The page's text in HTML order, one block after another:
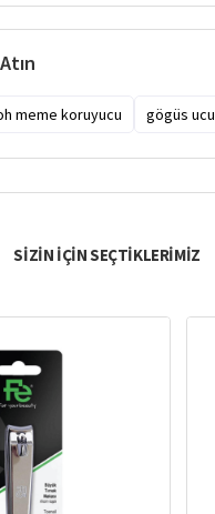
meme koruyucu gögüs ucu
SIZIN IÇIN SEÇTIKLERIMIZ